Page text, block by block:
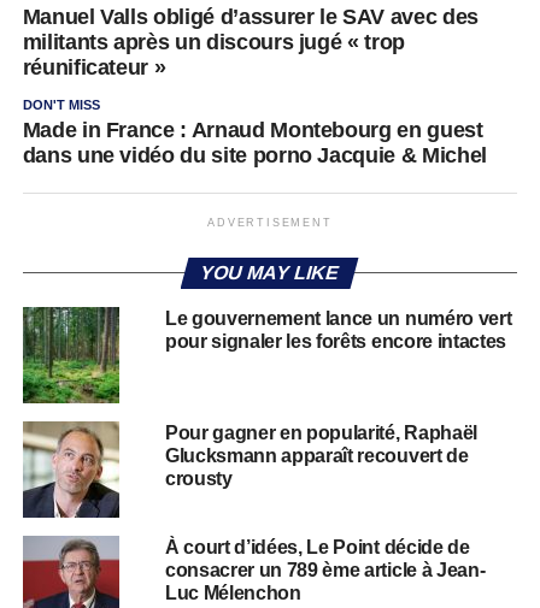
Manuel Valls obligé d’assurer le SAV avec des
militants après un discours jugé « trop
réunificateur »
DON'T MISS
Made in France : Arnaud Montebourg en guest
dans une vidéo du site porno Jacquie & Michel
ADVERTISEMENT
YOU MAY LIKE
Le gouvernement lance un numéro vert
pour signaler les forêts encore intactes
Pour gagner en popularité, Raphaël
Glucksmann apparaît recouvert de
crousty
À court d’idées, Le Point décide de
consacrer un 789 ème article à Jean-
Luc Mélenchon